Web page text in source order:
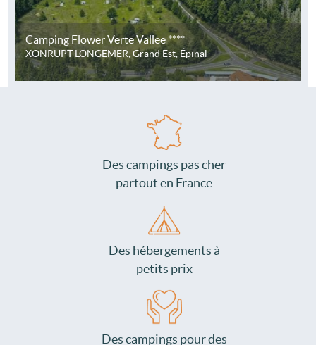
Camping Flower Verte Vallee ****
XONRUPT LONGEMER, Grand Est, Épinal
Des campings pas cher
partout en France
Des hébergements à
petits prix
Des campings pour des